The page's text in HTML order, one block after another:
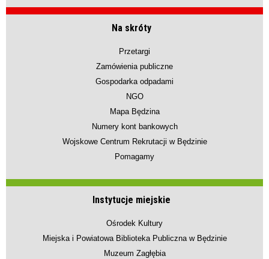
Na skróty
Przetargi
Zamówienia publiczne
Gospodarka odpadami
NGO
Mapa Będzina
Numery kont bankowych
Wojskowe Centrum Rekrutacji w Będzinie
Pomagamy
Instytucje miejskie
Ośrodek Kultury
Miejska i Powiatowa Biblioteka Publiczna w Będzinie
Muzeum Zagłębia